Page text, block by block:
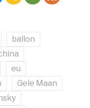
ballon
eu
Gele Maan